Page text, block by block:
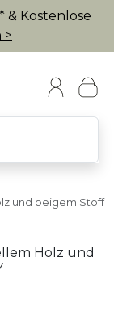
& Kostenlose
>
und beigem Stoff
Holz und